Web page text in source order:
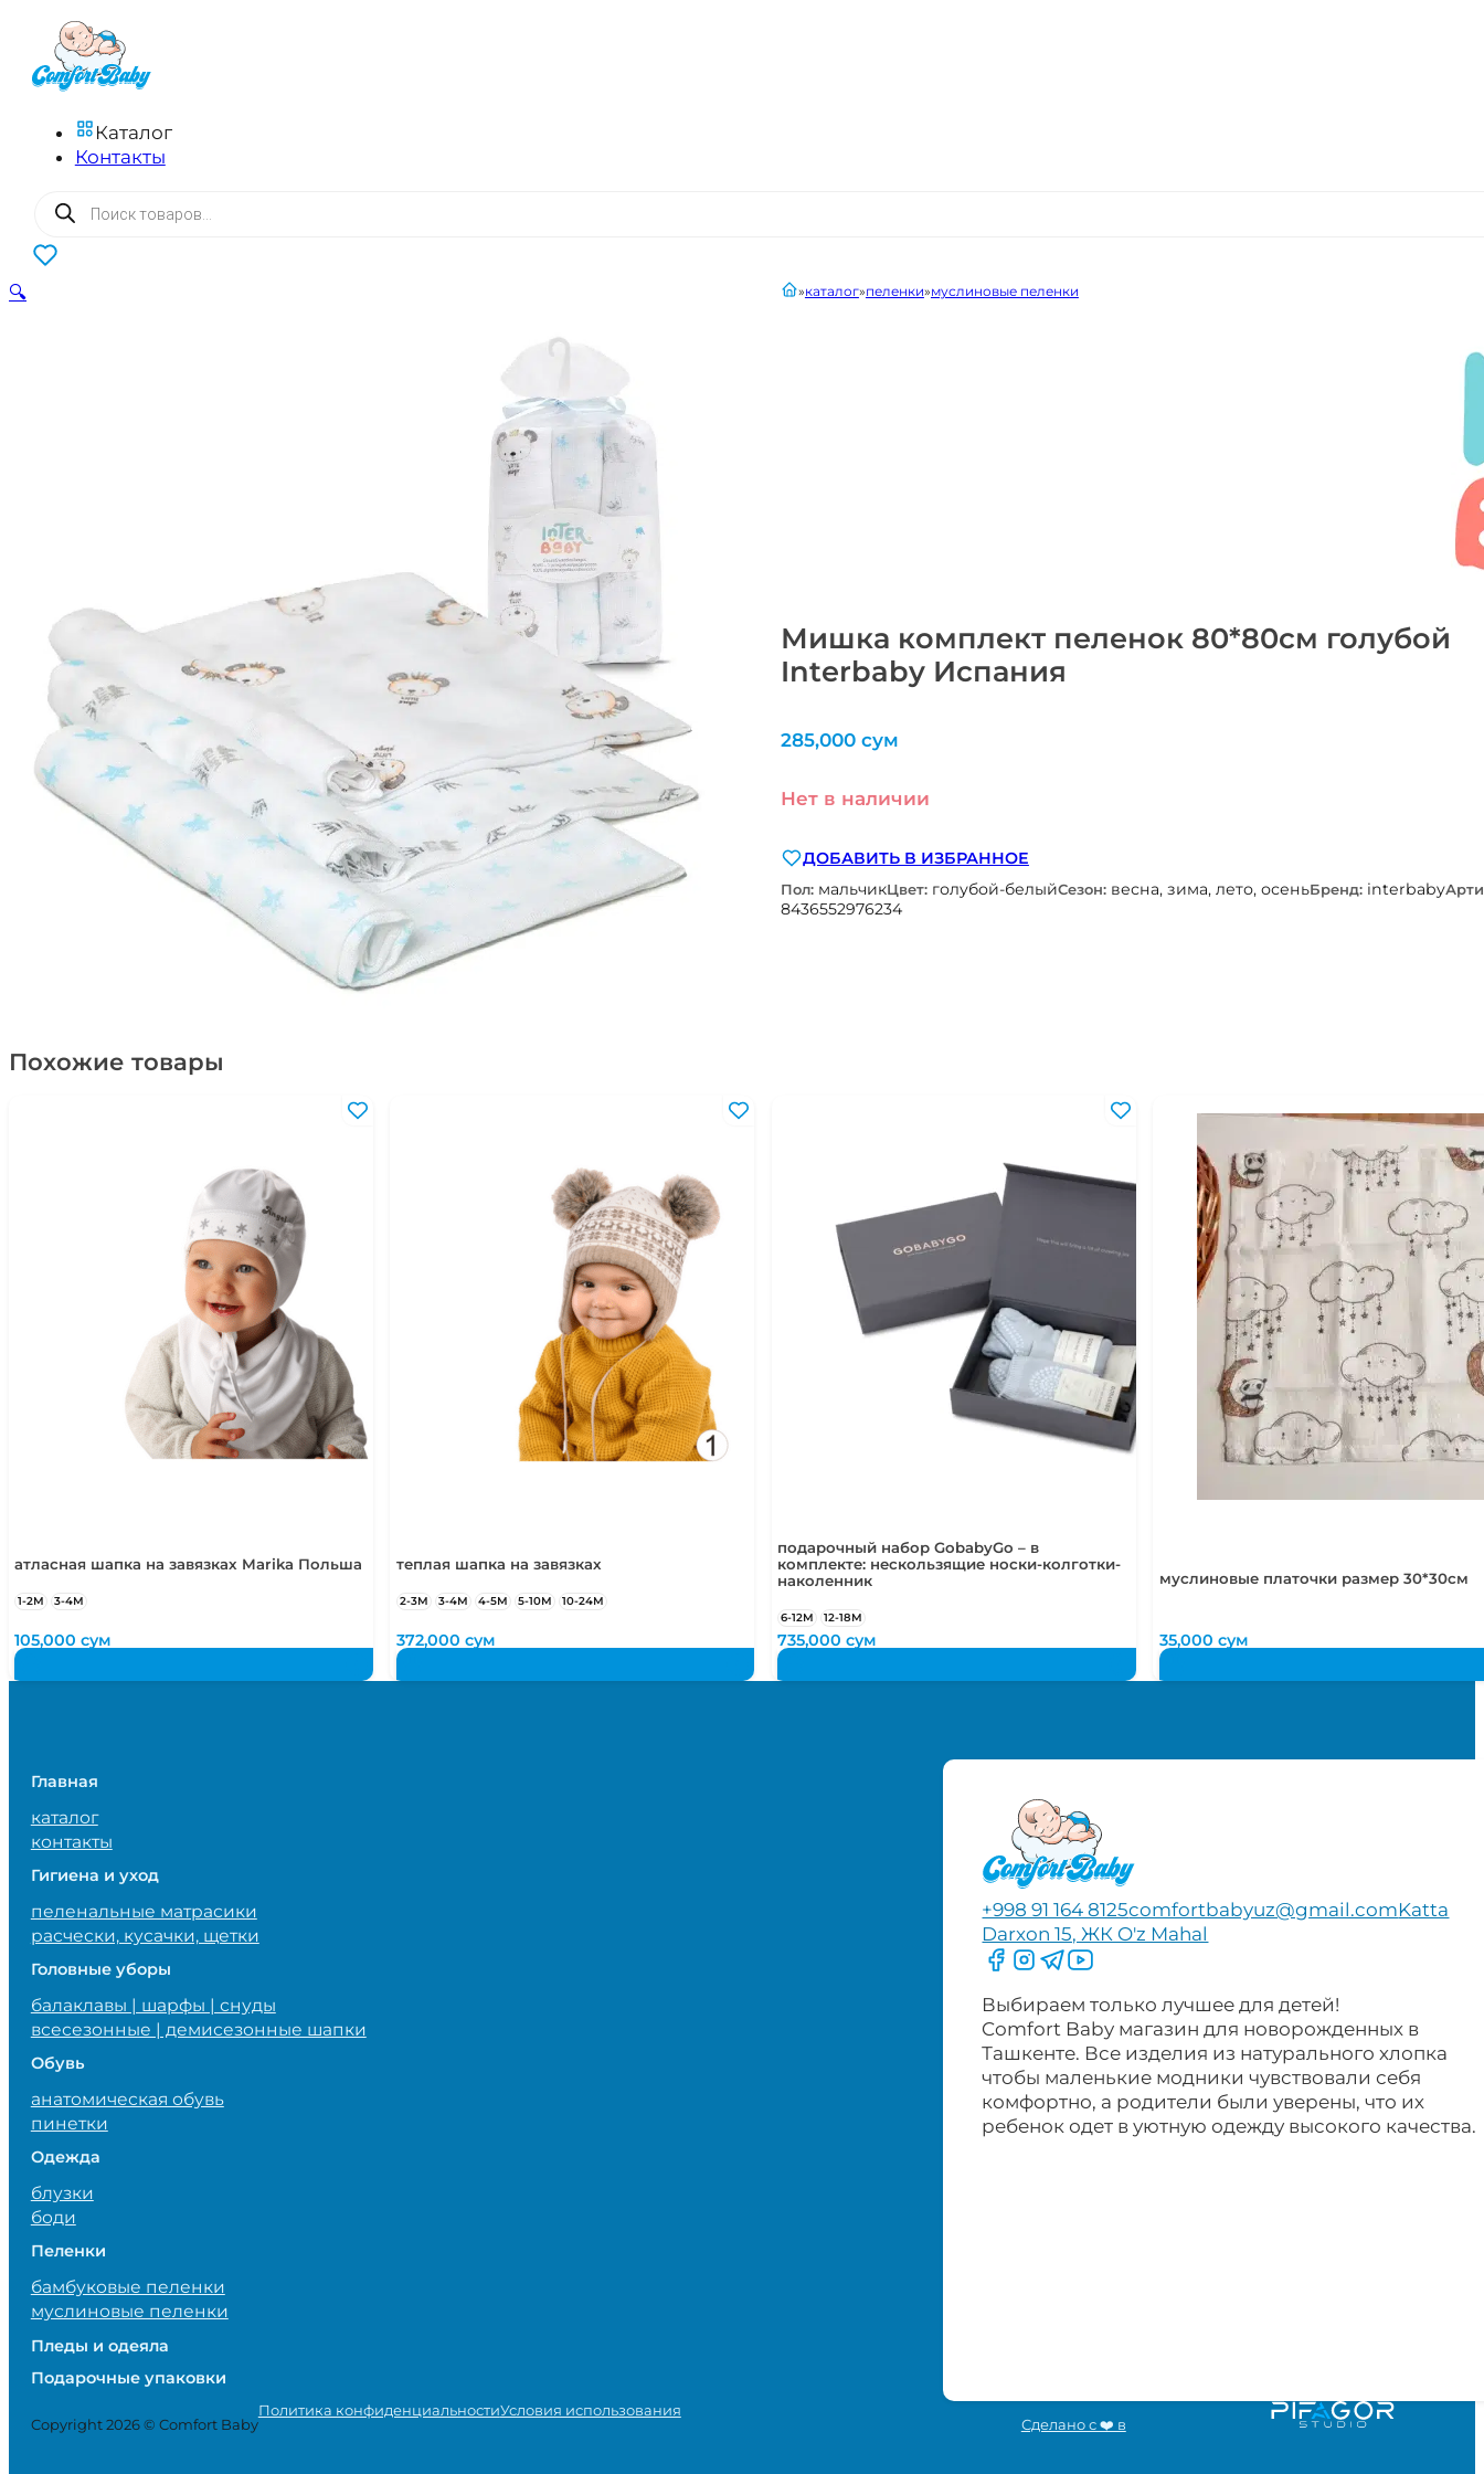
Каталог
Контакты
Поиск
товаров
0
Мишка комплект пеленок 80*80см голубой
Interbaby Испания
главнаякаталог пеленки муслиновые пеленки
285,000 сум
Нет в наличии
ДОБАВИТЬ В ИЗБРАННОЕ
Пол: мальчикЦвет: голубой-белыйСезон: весна, зима, лето, осеньБренд: interbaby
8436552976234
🔍
Похожие товары
атласная шапка на завязках Marika Польша
1-2М 3-4М
105,000сум
теплая шапка на завязках
2-3М 3-4М 4-5М 5-10М 10-24М
372,000 сум
подарочный набор GobabyGo – в
комплекте: нескользящие носки-колготки-
наколенник
6-12М 12-18М
735,000сум
муслиновые платочки размер 30*30см
35,000 сум
Главная
каталог
контакты
Гигиена и уход
пеленальные матрасики
расчески, кусачки, щетки
Головные уборы
балаклавы | шарфы | снуды
всесезонные | демисезонные шапки
Обувь
анатомическая обувь
пинетки
Одежда
блузки
боди
Пеленки
бамбуковые пеленки
муслиновые пеленки
Пледы и одеяла
Подарочные упаковки
+998 91 164 8125comfortbabyuz@gmail.comKatta
Darxon 15, ЖК O'z Mahal
Следите за нами на Facebook
Следите за нами в Instagram
Следите за нами в Telegram
Следите за нами в YouTube
Выбираем только лучшее для детей!
Comfort Baby магазин для новорожденных в
Ташкенте. Все изделия из натурального хлопка
чтобы маленькие модники чувствовали себя
комфортно, а родители были уверены, что их
ребенок одет в уютную одежду высокого качества.
Copyright 2026 © Comfort Baby
Политика конфиденциальностиУсловия использования
Сделано с ❤️ в